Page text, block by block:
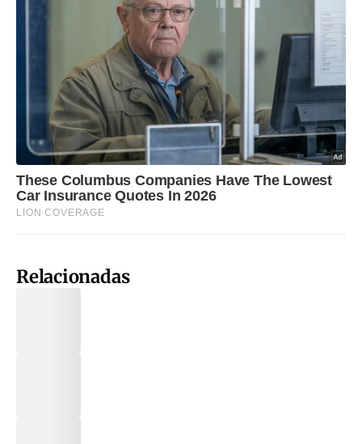
Relacionadas